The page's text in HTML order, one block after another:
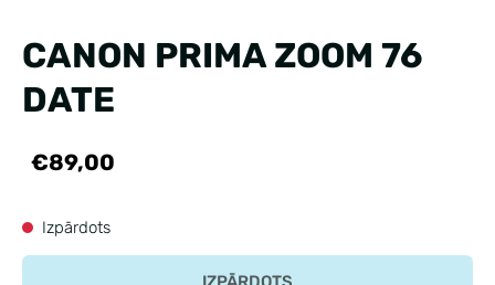
CANON PRIMA ZOOM 76
DATE
€89,00
Izpārdots